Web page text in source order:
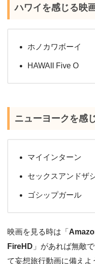
ハワイを感じる映
ホノカワボーイ
HAWAII Five O
ニューヨークを感
マイインターン
セックスアンドザ
ゴシップガール
映画を見る時は「
FireHD 」があれば無敵
て妄想旅行動画に備え